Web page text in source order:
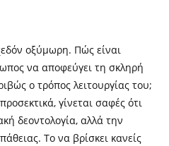
οξύμωρη. Πώς είναι
να αποφεύγει τη σκληρή
ο τρόπος λειτουργίας του;
γίνεται σαφές ότι
δεοντολογία, αλλά την
Το να βρίσκει κανείς